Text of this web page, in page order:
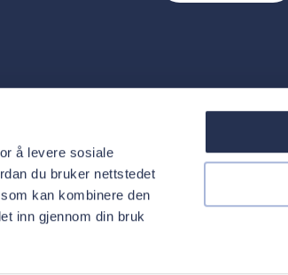
å levere sosiale
du bruker nettstedet
kan kombinere den
inn gjennom din bruk
Aktuelt
Administrasjon